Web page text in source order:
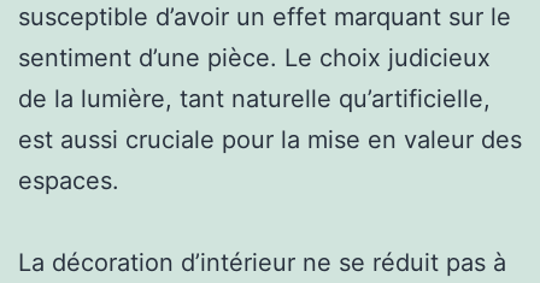
susceptible d’avoir un effet marquant sur le
sentiment d’une pièce. Le choix judicieux
de la lumière, tant naturelle qu’artificielle,
est aussi cruciale pour la mise en valeur des
espaces.
La décoration d’intérieur ne se réduit pas à